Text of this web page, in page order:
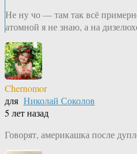
Не ну чо — там так всё
атомной я не знаю, а на
Chernomor
для Николай Соколов
5 лет назад
Говорят, америкашка после